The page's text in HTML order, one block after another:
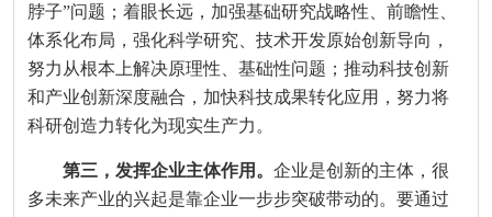
脖子”问题；着眼长远，加强基础研究战略性、前瞻性、
体系化布局，强化科学研究、技术开发原始创新导向，
努力从根本上解决原理性、基础性问题；推动科技创新
和产业创新深度融合，加快科技成果转化应用，努力将
科研创造力转化为现实生产力。
第三，发挥企业主体作用。 企业是创新的主体，很
多未来产业的兴起是靠企业一步步突破带动的。要通过